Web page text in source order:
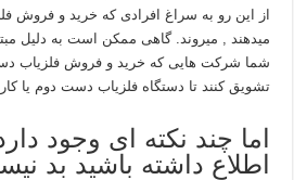
از این رو به سراغ افرادی که خرید و فروش
میدهند , میروند. گاهی ممکن است به دلیل
شما شرکت هایی که خرید و فروش فلزیاب
تشویق کنند تا دستگاه فلزیاب دست دوم یا کار
اما چند نکته ای وجود
اطلاع داشته باشید بد